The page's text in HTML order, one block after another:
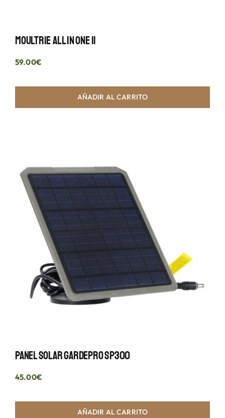
Moultrie All In One II
59.00€
AÑADIR AL CARRITO
Panel Solar GardePro SP300
45.00€
AÑADIR AL CARRITO